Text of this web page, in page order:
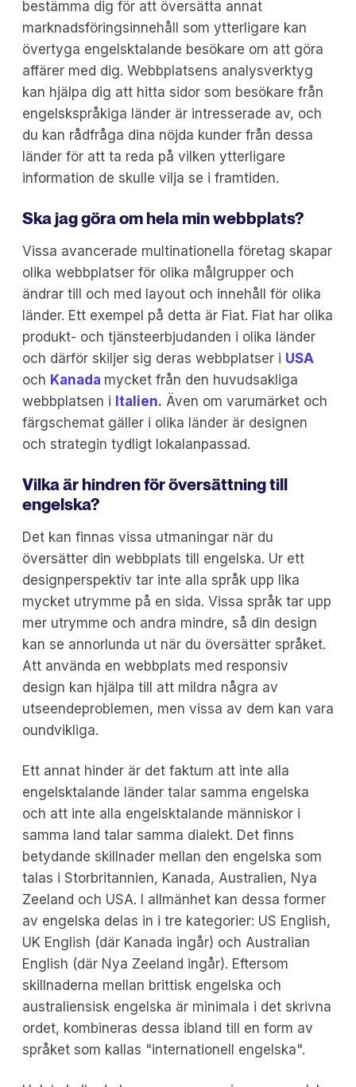
bestämma dig för att översätta annat
marknadsföringsinnehåll som ytterligare kan
övertyga engelsktalande besökare om att göra
affärer med dig. Webbplatsens analysverktyg
kan hjälpa dig att hitta sidor som besökare från
engelskspråkiga länder är intresserade av, och
du kan rådfråga dina nöjda kunder från dessa
länder för att ta reda på vilken ytterligare
information de skulle vilja se i framtiden.
Ska jag göra om hela min webbplats?
Vissa avancerade multinationella företag skapar
olika webbplatser för olika målgrupper och
ändrar till och med layout och innehåll för olika
länder. Ett exempel på detta är Fiat. Fiat har olika
produkt- och tjänsteerbjudanden i olika länder
och därför skiljer sig deras webbplatser i USA
och Kanada mycket från den huvudsakliga
webbplatsen i Italien. Även om varumärket och
färgschemat gäller i olika länder är designen
och strategin tydligt lokalanpassad.
Vilka är hindren för översättning till
engelska?
Det kan finnas vissa utmaningar när du
översätter din webbplats till engelska. Ur ett
designperspektiv tar inte alla språk upp lika
mycket utrymme på en sida. Vissa språk tar upp
mer utrymme och andra mindre, så din design
kan se annorlunda ut när du översätter språket.
Att använda en webbplats med responsiv
design kan hjälpa till att mildra några av
utseendeproblemen, men vissa av dem kan vara
oundvikliga.
Ett annat hinder är det faktum att inte alla
engelsktalande länder talar samma engelska
och att inte alla engelsktalande människor i
samma land talar samma dialekt. Det finns
betydande skillnader mellan den engelska som
talas i Storbritannien, Kanada, Australien, Nya
Zeeland och USA. I allmänhet kan dessa former
av engelska delas in i tre kategorier: US English,
UK English (där Kanada ingår) och Australian
English (där Nya Zeeland ingår). Eftersom
skillnaderna mellan brittisk engelska och
australiensisk engelska är minimala i det skrivna
ordet, kombineras dessa ibland till en form av
språket som kallas "internationell engelska".